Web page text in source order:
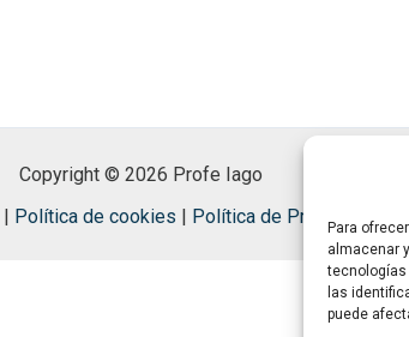
Para
almacenar
tecnologías
las
puede
Copyright © 2026 Profe Iago
| Política de cookies | Política de Privacidad